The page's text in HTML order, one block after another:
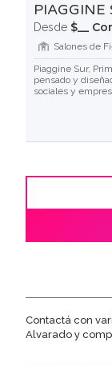
PIAGGINE
Desde $__
Salones de
Piaggine Sur,
pensado y
sociales y
Contactá con
Alvarado y